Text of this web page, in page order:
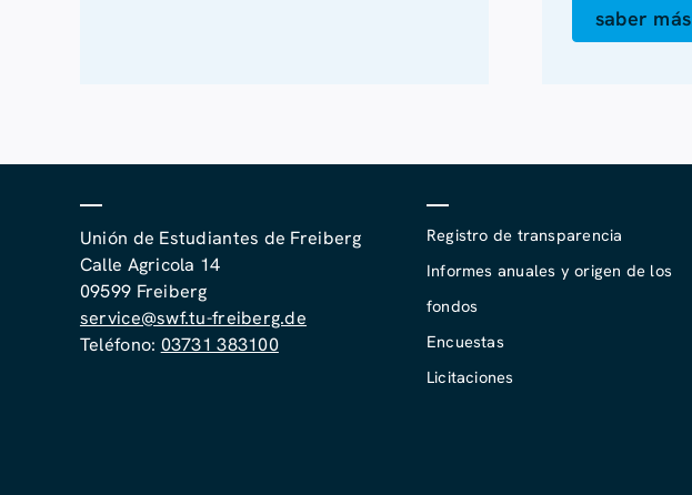
saber más
Unión de Estudiantes de Freiberg
Calle Agricola 14
09599 Freiberg
service@swf.tu-freiberg.de
Teléfono: 03731 383100
Registro de transparencia
Informes anuales y origen de los
fondos
Encuestas
Licitaciones